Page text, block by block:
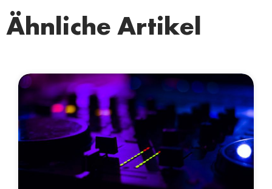
Ähnliche Artikel